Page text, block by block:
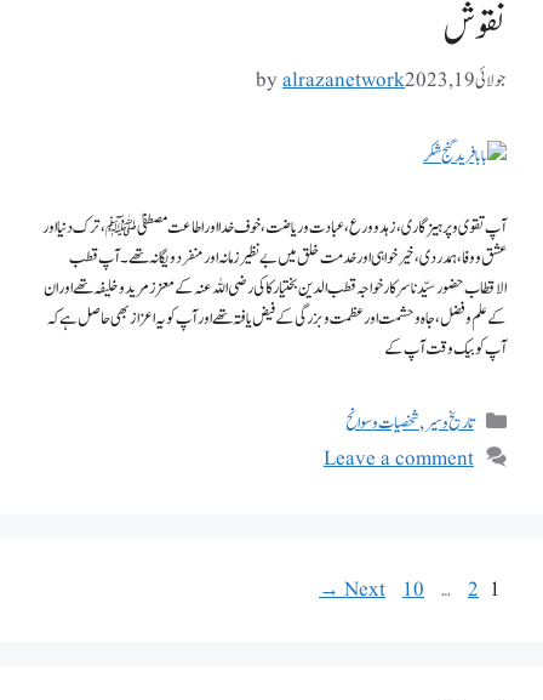
نقوش
جولائی 19, 2023 byalrazanetwork
آپ تقوی و پرہیزگاری، زہد و ورع، عبادت و ریاضت، خوف خدا اور اطاعت مصطفیٰ ﷺ، ترک دنیا اور
عشق و وفا، ہمدردی، خیر خواہی اور خدمت خلق میں بے نظیر زمانہ اور منفرد و یگانہ تھے۔ آپ قطب
الاقطاب حضور سیّدنا سرکار خواجہ قطب الدین بختیار کاکی رضی اللہ عنہ کے معزز مرید و خلیفہ تھے اور ان
کے علم و فضل، جاہ و حشمت اور عظمت و بزرگی کے فیض یافتہ تھے اور آپ کو یہ اعزاز بھی حاصل ہے کہ
آپ کو بیک وقت آپ کے
تاریخ و سیر,شخصیات وسوانح
Leave a comment
1
2
…
10
Next
→